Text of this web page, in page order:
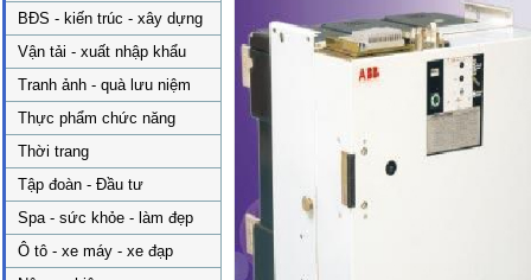
BĐS - kiến trúc - xây dựng
Vận tải - xuất nhập khẩu
Tranh ảnh - quà lưu niệm
Thực phẩm chức năng
Thời trang
Tập đoàn - Đầu tư
Spa - sức khỏe - làm đẹp
Ô tô - xe máy - xe đạp